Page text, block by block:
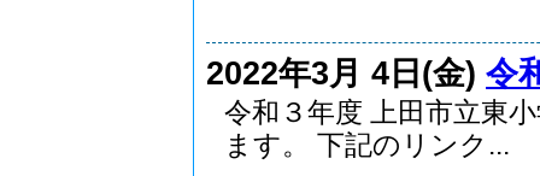
2022年3月 4日(金) 令
令和３年度 上田市立東
ます。 下記のリンク...